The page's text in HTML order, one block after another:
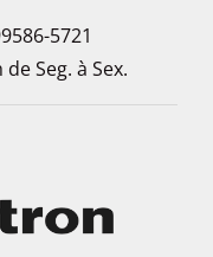
5721
Seg. à Sex.